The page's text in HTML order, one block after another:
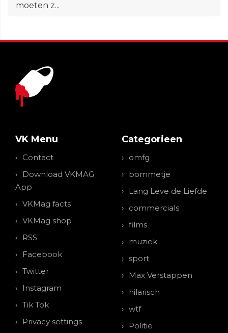
moeten z...
VK Menu
Contact
Download VKMAG
App
VKMag facts
VKMag shop
RSS
Facebook
Twitter
Instagram
Tik Tok
Privacy settings
Categorieen
omfg
bommetje
Lang Leve de Liefde
commercials
films
muziek
sport
Max Verstappen
hilarisch
wtf
Politie